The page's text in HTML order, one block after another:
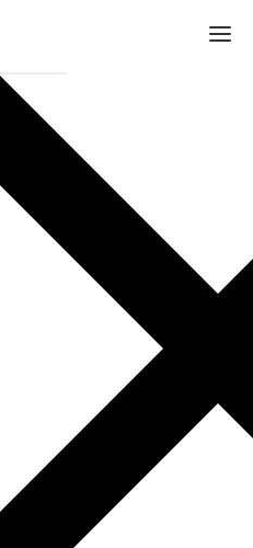
C02
шт.) *наличие
салоне
отдельно
модель
Экспресс”.